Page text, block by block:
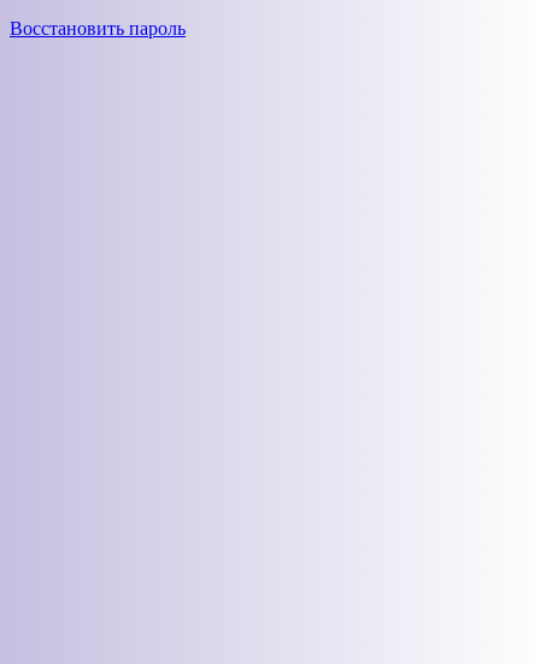
Восстановить пароль